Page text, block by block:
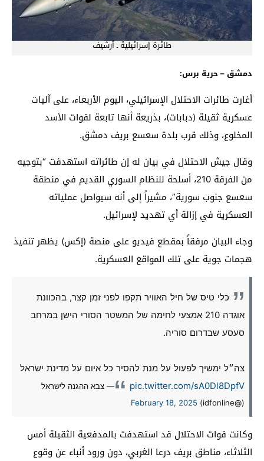
طائرة إسرائيلية ـ أرشيف
دمشق – حرية برس:
أغارت طائرات الاحتلال الإسرائيلي، اليوم الأربعاء، على آليات
عسكرية ثقيلة (دبابات)، بذريعة أنها تابعة لقوات الأسد
المخلوع، وذلك قرب بلدة سعسع بريف دمشق.
وقال جيش الاحتلال في بيان له إن طائراته استهدفت “بتوجيه
من الفرقة 210، أسلحة للنظام السوري القديم في منطقة
سعسع جنوب سورية”، مشيراً إلى أنه سيواصل عملياته
العسكرية في إزالة أي تهديد لإسرائيل.
وجاء البيان مرفقاً بمقطع فيديو على منصة (إكس) يظهر تنفيذ
هجمات جوية على تلك المواقع العسكرية.
כלי טיס של חיל האוויר תקפו לפני זמן קצר, בהכוונת
אוגדה 210 אמצעי לחימה של המשטר הסורי הישן במרחב
סעסע שבדרום סוריה.
צה״ל ימשיך לפעול על מנת להסיר כל איום על מדינת ישראל
pic.twitter.com/sA0Dl8DpfV
— צבא ההגנה לישראל
(@idfonline)
February 18, 2025
وكانت قوات الاحتلال قد استهدفت بالمدفعية الثقيلة أمس
الثلاثاء، مناطق بريف درعا الغربي، دون ورود أنباء عن وقوع